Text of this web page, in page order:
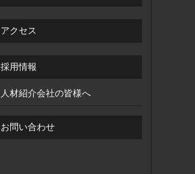
アクセス
採用情報
人材紹介会社の皆様へ
お問い合わせ